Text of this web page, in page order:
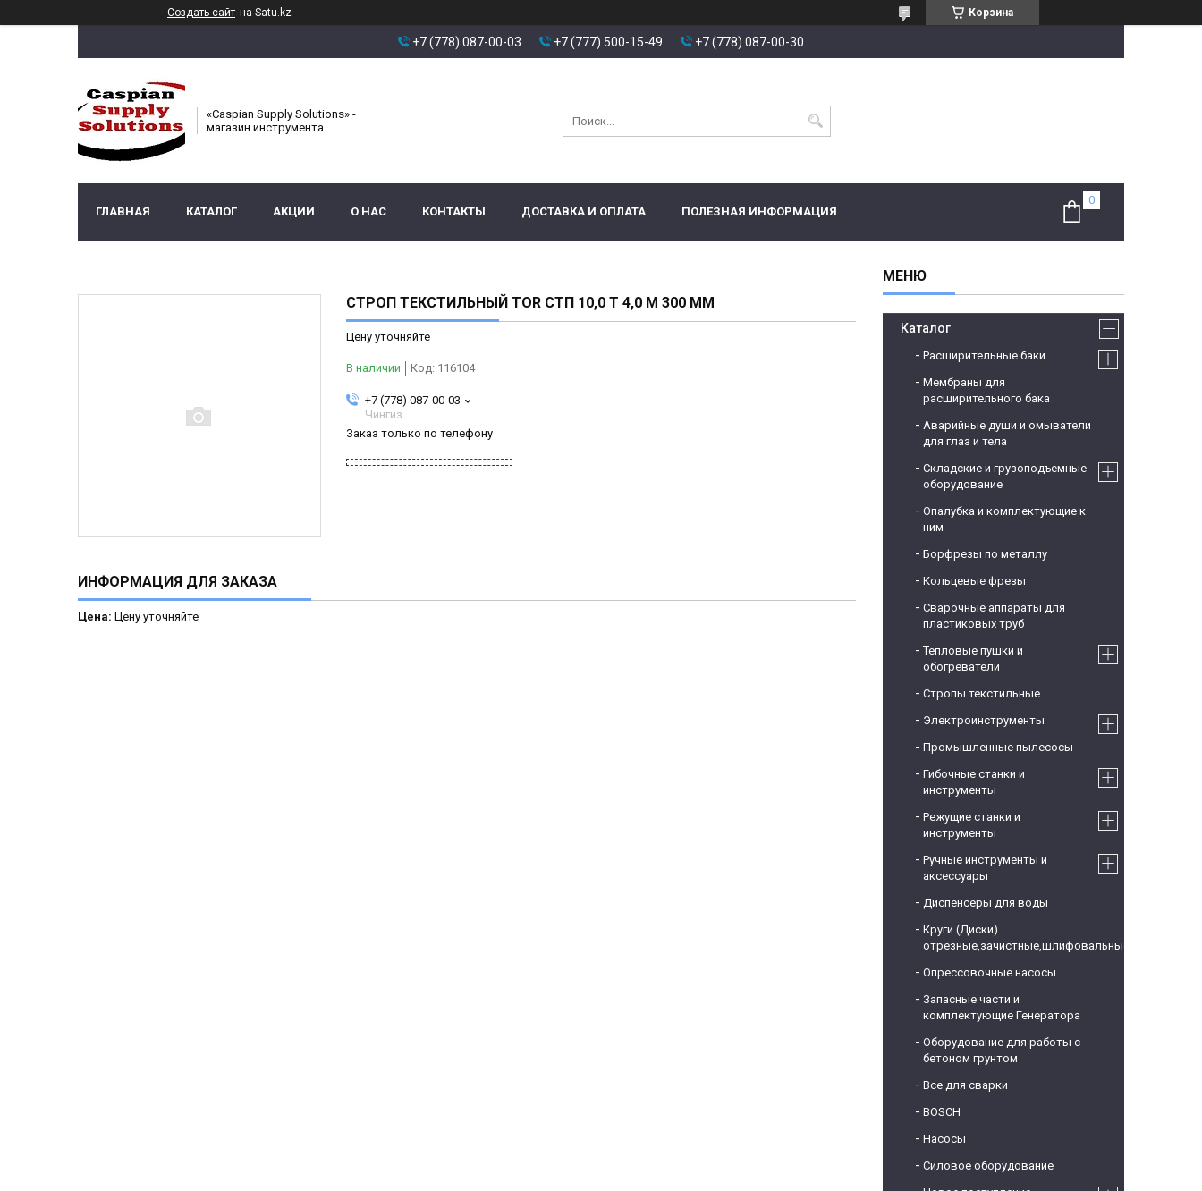
Создать сайт на Satu.kz Корзина
+7 (778) 087-00-03 +7 (777) 500-15-49 +7 (778) 087-00-30
«Caspian Supply Solutions» -
магазин инструмента
ГЛАВНАЯ КАТАЛОГ АКЦИИ О НАС КОНТАКТЫ ДОСТАВКА И ОПЛАТА ПОЛЕЗНАЯ ИНФОРМАЦИЯ
СТРОП ТЕКСТИЛЬНЫЙ TOR СТП 10,0 Т 4,0 М 300 ММ
Цену уточняйте
В наличии Код: 116104
+7 (778) 087-00-03
Чингиз
Заказ только по телефону
ИНФОРМАЦИЯ ДЛЯ ЗАКАЗА
Цена: Цену уточняйте
Каталог
Расширительные баки
Мембраны для
расширительного бака
Аварийные души и омыватели
для глаз и тела
Складские и грузоподъемные
оборудование
Опалубка и комплектующие к
ним
Борфрезы по металлу
Кольцевые фрезы
Сварочные аппараты для
пластиковых труб
Тепловые пушки и
обогреватели
Стропы текстильные
Электроинструменты
Промышленные пылесосы
Гибочные станки и
инструменты
Режущие станки и
инструменты
Ручные инструменты и
аксессуары
Диспенсеры для воды
Круги (Диски)
отрезные,зачистные,шлифовальные
Опрессовочные насосы
Запасные части и
комплектующие Генератора
Оборудование для работы с
бетоном грунтом
Все для сварки
BOSCH
Насосы
Силовое оборудование